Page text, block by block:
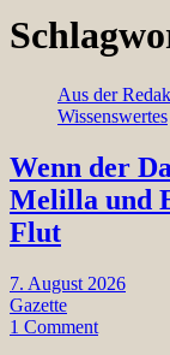
Aus der
Wissenswertes
Wenn der
Melilla und
Flut
7. August 2026
Gazette
1 Comment